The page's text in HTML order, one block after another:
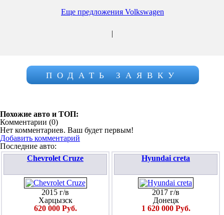
Еще предложения Volkswagen
|
ПОДАТЬ ЗАЯВКУ
Похожие авто и ТОП:
Комментарии (0)
Нет комментариев. Ваш будет первым!
Добавить комментарий
Последние авто:
Chevrolet Cruze
2015 г/в
Харцызск
620 000 Руб.
Hyundai creta
2017 г/в
Донецк
1 620 000 Руб.